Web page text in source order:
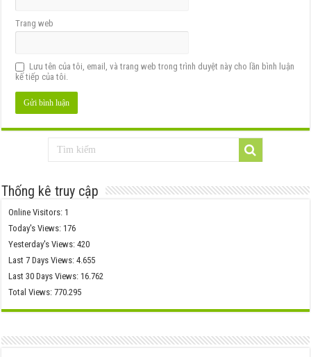
Trang web
Lưu tên của tôi, email, và trang web trong trình duyệt này cho lần bình luận
kế tiếp của tôi.
Thống kê truy cập
Online Visitors:1
Today's Views:176
Yesterday's Views:420
Last 7 Days Views:4.655
Last 30 Days Views:16.762
Total Views:770.295